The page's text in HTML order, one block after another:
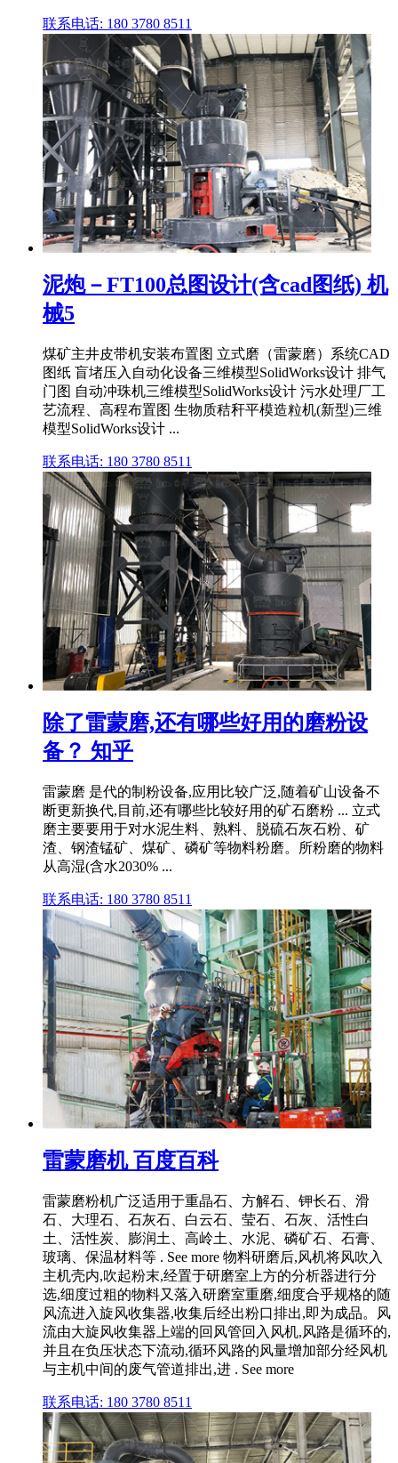
联系电话: 180 3780 8511
泥炮－FT100总图设计(含cad图纸) 机
械5
煤矿主井皮带机安装布置图 立式磨（雷蒙磨）系统CAD
图纸 盲堵压入自动化设备三维模型SolidWorks设计 排气
门图 自动冲珠机三维模型SolidWorks设计 污水处理厂工
艺流程、高程布置图 生物质秸秆平模造粒机(新型)三维
模型SolidWorks设计 ...
联系电话: 180 3780 8511
除了雷蒙磨,还有哪些好用的磨粉设
备？ 知乎
雷蒙磨 是代的制粉设备,应用比较广泛,随着矿山设备不
断更新换代,目前,还有哪些比较好用的矿石磨粉 ... 立式
磨主要要用于对水泥生料、熟料、脱硫石灰石粉、矿
渣、钢渣锰矿、煤矿、磷矿等物料粉磨。所粉磨的物料
从高湿(含水2030% ...
联系电话: 180 3780 8511
雷蒙磨机 百度百科
雷蒙磨粉机广泛适用于重晶石、方解石、钾长石、滑
石、大理石、石灰石、白云石、莹石、石灰、活性白
土、活性炭、膨润土、高岭土、水泥、磷矿石、石膏、
玻璃、保温材料等 . See more 物料研磨后,风机将风吹入
主机壳内,吹起粉末,经置于研磨室上方的分析器进行分
选,细度过粗的物料又落入研磨室重磨,细度合乎规格的随
风流进入旋风收集器,收集后经出粉口排出,即为成品。风
流由大旋风收集器上端的回风管回入风机,风路是循环的,
并且在负压状态下流动,循环风路的风量增加部分经风机
与主机中间的废气管道排出,进 . See more
联系电话: 180 3780 8511